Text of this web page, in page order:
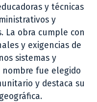
y técnicas
y
La obra cumple con
y exigencias de
sistemas y
fue elegido
y destaca su